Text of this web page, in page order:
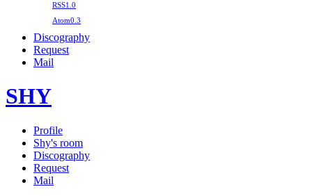
RSS1.0
Atom0.3
Discography
Request
Mail
SHY
Profile
Shy's room
Discography
Request
Mail